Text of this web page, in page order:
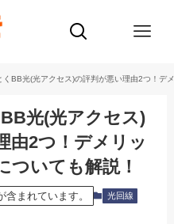
くBB光(光アクセス)の評判が悪い理由2つ！デ
光(光アクセス)
由2つ！デメリッ
ついても解説！
まれています。 光回線